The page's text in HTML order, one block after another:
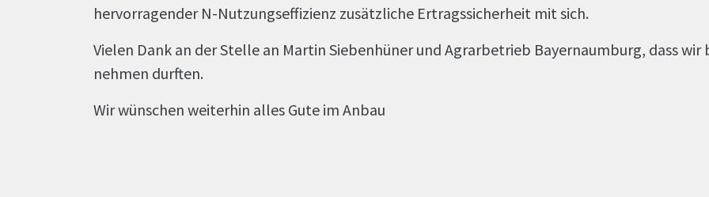
hervorragender N-Nutzungseffizienz zusätzliche Ertragssicherheit mit sich.
Vielen Dank an der Stelle an Martin Siebenhüner und Agrarbetrieb Bayernaumburg, dass
nehmen durften.
Wir wünschen weiterhin alles Gute im Anbau